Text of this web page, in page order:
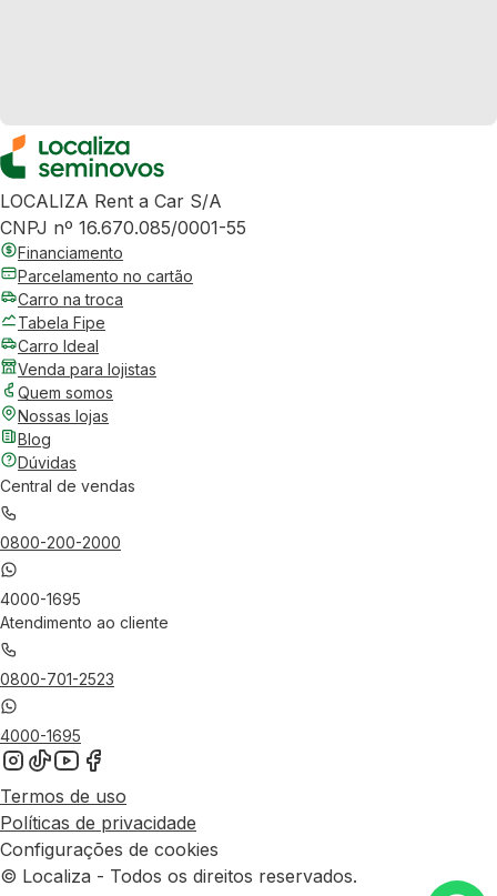
LOCALIZA Rent a Car S/A
CNPJ nº 16.670.085/0001-55
Financiamento
Parcelamento no cartão
Carro na troca
Tabela Fipe
Carro Ideal
Venda para lojistas
Quem somos
Nossas lojas
Blog
Dúvidas
Central de vendas
0800-200-2000
4000-1695
Atendimento ao cliente
0800-701-2523
4000-1695
Termos de uso
Políticas de privacidade
Configurações de cookies
© Localiza - Todos os direitos reservados.